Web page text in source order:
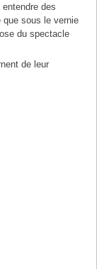
des
que sous le vernie
du spectacle
de leur